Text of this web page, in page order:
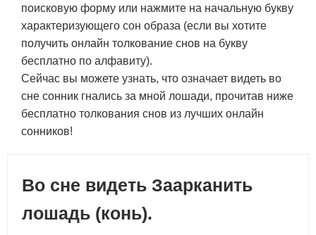
поисковую форму или нажмите на начальную букву
характеризующего сон образа (если вы хотите
получить онлайн толкование снов на букву
бесплатно по алфавиту).
Сейчас вы можете узнать, что означает видеть во
сне сонник гнались за мной лошади, прочитав ниже
бесплатно толкования снов из лучших онлайн
сонников!
Во сне видеть Заарканить
лошадь (конь).